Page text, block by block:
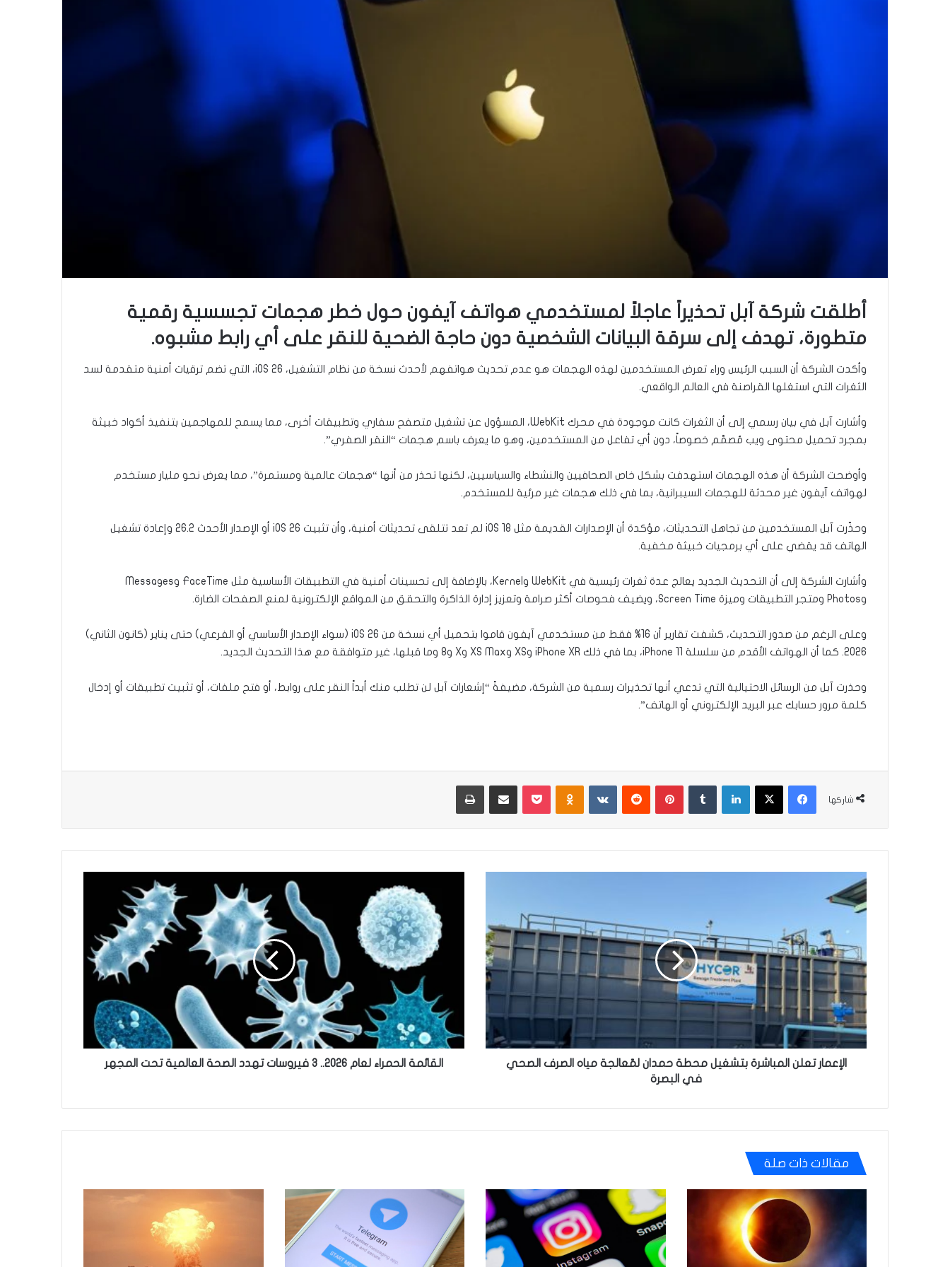
أطلقت شركة آبل تحذيراً عاجلاً لمستخدمي هواتف آيفون حول خطر هجمات تجسسية رقمية
متطورة، تهدف إلى سرقة البيانات الشخصية دون حاجة الضحية للنقر على أي رابط مشبوه.
وأكدت الشركة أن السبب الرئيس وراء تعرض المستخدمين لهذه الهجمات هو عدم تحديث هواتفهم لأحدث نسخة من نظام التشغيل، iOS 26، التي تضم ترقيات أمنية متقدمة لسد
الثغرات التي استغلها القراصنة في العالم الواقعي.
وأشارت آبل في بيان رسمي إلى أن الثغرات كانت موجودة في محرك WebKit، المسؤول عن تشغيل متصفح سفاري وتطبيقات أخرى، مما يسمح للمهاجمين بتنفيذ أكواد خبيثة
بمجرد تحميل محتوى ويب مُصمَّم خصوصاً، دون أي تفاعل من المستخدمين، وهو ما يعرف باسم هجمات “النقر الصفري”.
وأوضحت الشركة أن هذه الهجمات استهدفت بشكل خاص الصحافيين والنشطاء والسياسيين، لكنها تحذر من أنها “هجمات عالمية ومستمرة”، مما يعرض نحو مليار مستخدم
لهواتف آيفون غير محدثة للهجمات السيبرانية، بما في ذلك هجمات غير مرئية للمستخدم.
وحذّرت آبل المستخدمين من تجاهل التحديثات، مؤكدة أن الإصدارات القديمة مثل iOS 18 لم تعد تتلقى تحديثات أمنية، وأن تثبيت iOS 26 أو الإصدار الأحدث 26.2 وإعادة تشغيل
الهاتف قد يقضي على أي برمجيات خبيثة مخفية.
وأشارت الشركة إلى أن التحديث الجديد يعالج عدة ثغرات رئيسية في WebKit وKernel، بالإضافة إلى تحسينات أمنية في التطبيقات الأساسية مثل FaceTime وMessages
وPhotos ومتجر التطبيقات وميزة Screen Time، ويضيف فحوصات أكثر صرامة وتعزيز إدارة الذاكرة والتحقق من المواقع الإلكترونية لمنع الصفحات الضارة.
وعلى الرغم من صدور التحديث، كشفت تقارير أن 16% فقط من مستخدمي آيفون قاموا بتحميل أي نسخة من iOS 26 (سواء الإصدار الأساسي أو الفرعي) حتى يناير (كانون الثاني)
2026. كما أن الهواتف الأقدم من سلسلة iPhone 11، بما في ذلك iPhone XR وXS وXS Max وX و8 وما قبلها، غير متوافقة مع هذا التحديث الجديد.
وحذرت آبل من الرسائل الاحتيالية التي تدعي أنها تحذيرات رسمية من الشركة، مضيفةً “إشعارات آبل لن تطلب منك أبداً النقر على روابط، أو فتح ملفات، أو تثبيت تطبيقات أو إدخال
كلمة مرور حسابك عبر البريد الإلكتروني أو الهاتف”.
شاركها
فيسبوك
‫X لينكدإن بينتيريست Odnoklassniki
‫Pocketمشاركة عبر البريد طباعة
الإعمار
تعلن
المباشرة
حمدان
لمّعالجة
مياه
الصرف
الصحي
في
البصرة
الإعمار تعلن المباشرة بتشغيل محطة حمدان لمّعالجة مياه الصرف الصحي
في البصرة
2026..
فيروسات
العالمية
تحت
المجهر
القائمة الحمراء لعام 2026.. 3 فيروسات تهدد الصحة العالمية تحت المجهر
مقالات ذات صلة